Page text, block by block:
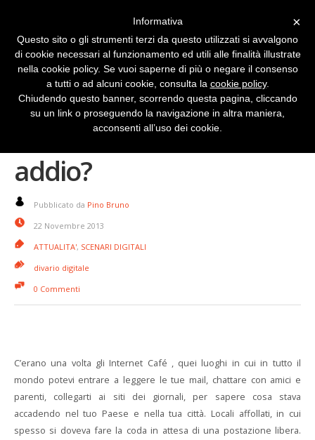
“Vecchi” Internet Café
addio?
Pubblicato da Pino Bruno
22 Novembre 2013
ATTUALITA', SCENARI DIGITALI
divario digitale
0 Commenti
C’erano una volta gli Internet Café , quei luoghi in cui in tutto il
mondo potevi entrare a leggere le tue mail, chattare con amici e
parenti, collegarti ai siti dei giornali, per sapere cosa stava
accadendo nel tuo Paese e nella tua città. Locali affollati, in cui
spesso si doveva fare la coda in attesa di una postazione libera.
×
Informativa
Questo sito o gli strumenti terzi da questo utilizzati si avvalgono
di cookie necessari al funzionamento ed utili alle finalità illustrate
nella cookie policy. Se vuoi saperne di più o negare il consenso
a tutti o ad alcuni cookie, consulta la cookie policy.
Chiudendo questo banner, scorrendo questa pagina, cliccando
su un link o proseguendo la navigazione in altra maniera,
acconsenti all’uso dei cookie.